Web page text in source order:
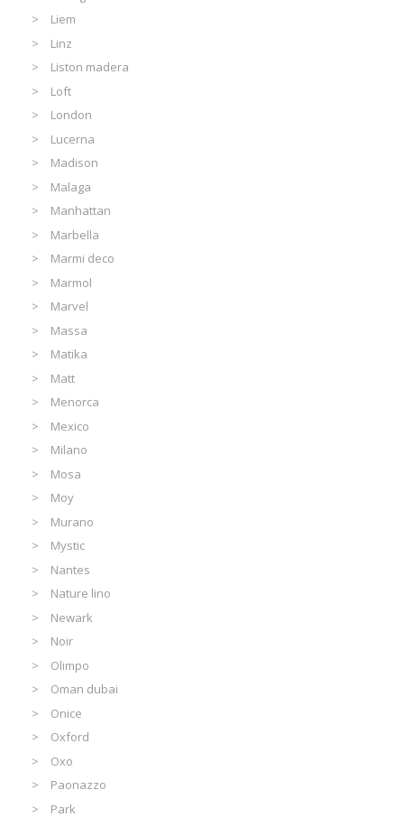
Liem
Linz
Liston madera
Loft
London
Lucerna
Madison
Malaga
Manhattan
Marbella
Marmi deco
Marmol
Marvel
Massa
Matika
Matt
Menorca
Mexico
Milano
Mosa
Moy
Murano
Mystic
Nantes
Nature lino
Newark
Noir
Olimpo
Oman dubai
Onice
Oxford
Oxo
Paonazzo
Park